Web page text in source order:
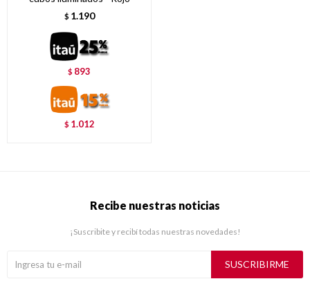
$ 1.190
$ 893
$ 1.012
Recibe nuestras noticias
¡Suscribite y recibí todas nuestras novedades!
SUSCRIBIRME